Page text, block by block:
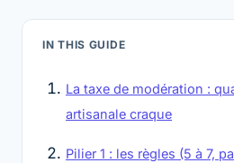
IN THIS GUIDE
La taxe de modération :
artisanale craque
Pilier 1 : les règles (5 à 7,